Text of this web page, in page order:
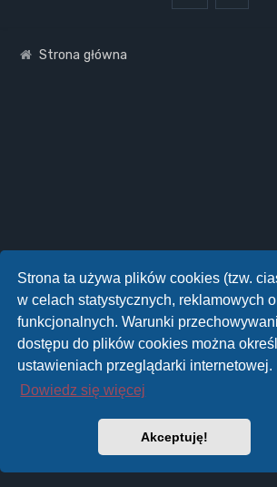
Strona ta używa plików cookies (tzw.
w celach statystycznych, reklamowych
funkcjonalnych. Warunki
dostępu do plików cookies można
ustawieniach przeglądarki internetowej.
Dowiedz się więcej
Akceptuję!
Strona główna